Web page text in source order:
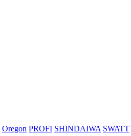
Oregon PROFI SHINDAIWA SWATT